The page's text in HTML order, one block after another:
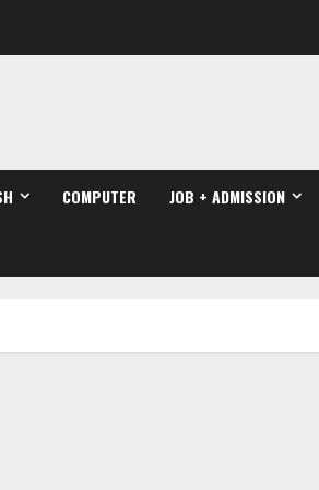
COMPUTER JOB + ADMISSION